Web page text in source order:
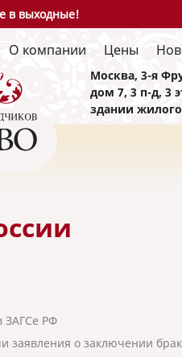
в выходные!
О компании Цены
Москва, 3-я
дом 7, 3 п-д, 3
здании
ЗАГСе РФ
о заключении